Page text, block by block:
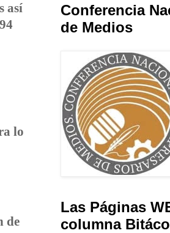
así
lo
de
Conferencia
de Medios
Las Páginas
columna